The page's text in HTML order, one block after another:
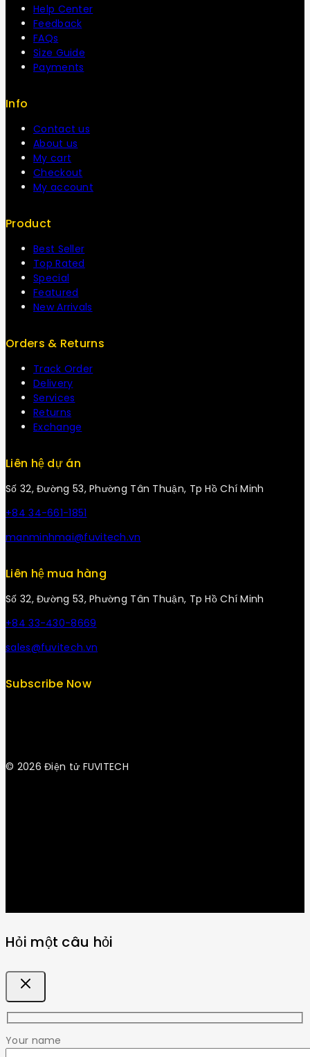
Help Center
Feedback
FAQs
Size Guide
Payments
Info
Contact us
About us
My cart
Checkout
My account
Product
Best Seller
Top Rated
Special
Featured
New Arrivals
Orders & Returns
Track Order
Delivery
Services
Returns
Exchange
Liên hệ dự án
Số 32, Đường 53, Phường Tân Thuận, Tp Hồ Chí Minh
+84 34-661-1851
manminhmai@fuvitech.vn
Liên hệ mua hàng
Số 32, Đường 53, Phường Tân Thuận, Tp Hồ Chí Minh
+84 33-430-8669
sales@fuvitech.vn
Subscribe Now
© 2026 Điện tử FUVITECH
Hỏi một câu hỏi
Your name